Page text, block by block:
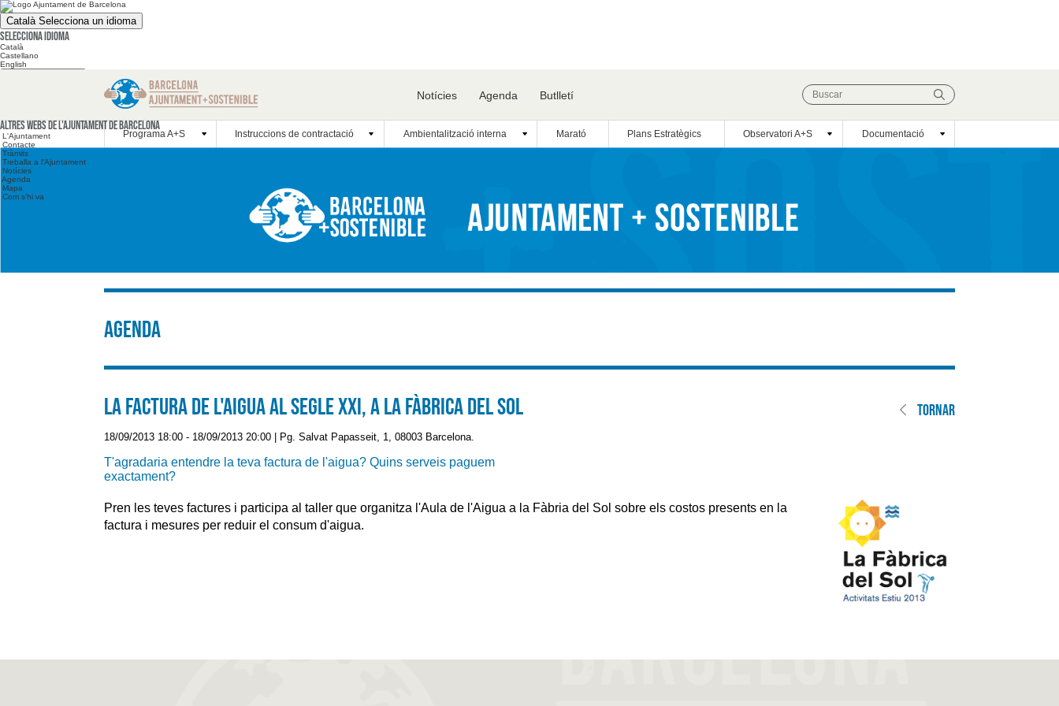
Català Selecciona un idioma
Selecciona idioma
Català
Castellano
English
Altres webs de l'Ajuntament de Barcelona
L'Ajuntament
Contacte
Tràmits
Treballa a l'Ajuntament
Notícies
Agenda
Mapa
Com s'hi va
Notícies Agenda Butlletí
Programa A+S Instruccions de contractació Ambientalització interna Marató Plans Estratègics Observatori A+S Documentació
Agenda
TORNAR
La factura de l'aigua al segle XXI, a la Fàbrica del Sol
18/09/2013 18:00 - 18/09/2013 20:00 Pg. Salvat Papasseit, 1, 08003 Barcelona.
T'agradaria entendre la teva factura de l'aigua? Quins serveis paguem
exactament?
Pren les teves factures i participa al taller que organitza l'Aula de l'Aigua a la Fàbria del Sol sobre els costos presents en la
factura i mesures per reduir el consum d'aigua.